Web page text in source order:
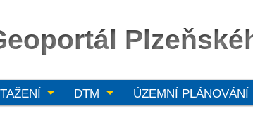
DTM ÚZEMNÍ PLÁNOVÁNÍ